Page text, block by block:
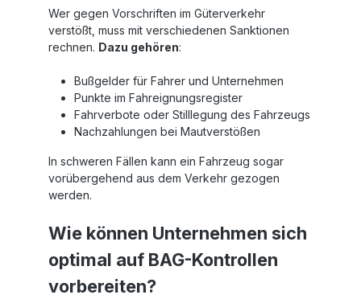
Wer gegen Vorschriften im Güterverkehr
verstößt, muss mit verschiedenen Sanktionen
rechnen. Dazu gehören:
Bußgelder für Fahrer und Unternehmen
Punkte im Fahreignungsregister
Fahrverbote oder Stilllegung des Fahrzeugs
Nachzahlungen bei Mautverstößen
In schweren Fällen kann ein Fahrzeug sogar
vorübergehend aus dem Verkehr gezogen
werden.
Wie können Unternehmen sich
optimal auf BAG-Kontrollen
vorbereiten?